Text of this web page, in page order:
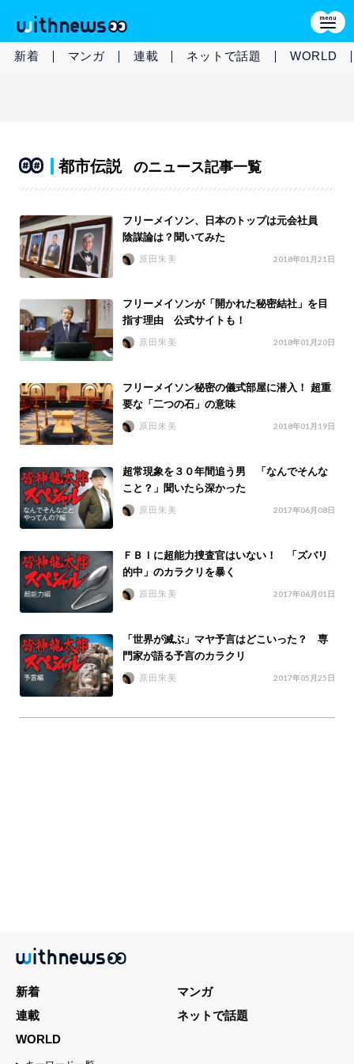
新着 マンガ 連載 ネットで話題 WORLD
都市伝説 のニュース記事一覧
フリーメイソン、日本のトップは元会社員
陰謀論は？聞いてみた
原田朱美 2018年01月21日
フリーメイソンが「開かれた秘密結社」を目
指す理由 公式サイトも！
原田朱美 2018年01月20日
フリーメイソン秘密の儀式部屋に潜入！ 超重
要な「二つの石」の意味
原田朱美 2018年01月19日
超常現象を３０年間追う男 「なんでそんな
こと？」聞いたら深かった
原田朱美 2017年06月08日
ＦＢＩに超能力捜査官はいない！ 「ズバリ
的中」のカラクリを暴く
原田朱美 2017年06月01日
「世界が滅ぶ」マヤ予言はどこいった？ 専
門家が語る予言のカラクリ
原田朱美 2017年05月25日
新着
マンガ
連載
ネットで話題
WORLD